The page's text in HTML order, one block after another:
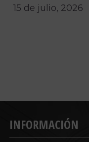
15 de julio, 2026
INFORMACIÓN